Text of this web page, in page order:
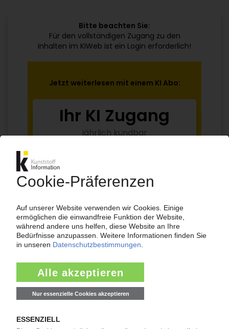
Bitte beachten Sie:
Für den vollständigen Zugang zu den
Inhalten im KIWeb ist ein Login erforderlich!
Jetzt weiterlesen mit einem KI Abo:
Ihr KI Zugang
jährlich kündbar
Jetzt kostenlos testen
Bereits KI-Abonnent? Jetzt
anmelden!
Mehr zu ...